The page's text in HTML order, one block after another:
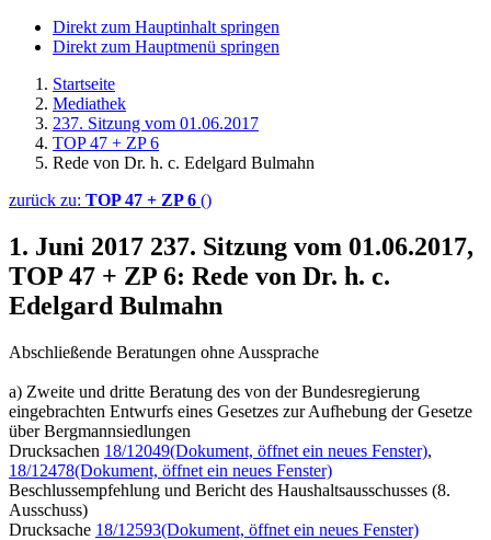
Direkt zum Hauptinhalt springen
Direkt zum Hauptmenü springen
Startseite
Mediathek
237. Sitzung vom 01.06.2017
TOP 47 + ZP 6
Rede von Dr. h. c. Edelgard Bulmahn
zurück zu: TOP 47 + ZP 6 ()
1. Juni 2017 237. Sitzung vom 01.06.2017,
TOP 47 + ZP 6: Rede von Dr. h. c.
Edelgard Bulmahn
Abschließende Beratungen ohne Aussprache
a) Zweite und dritte Beratung des von der Bundesregierung
eingebrachten Entwurfs eines Gesetzes zur Aufhebung der Gesetze
über Bergmannsiedlungen
Drucksachen 18/12049(Dokument, öffnet ein neues Fenster),
18/12478(Dokument, öffnet ein neues Fenster)
Beschlussempfehlung und Bericht des Haushaltsausschusses (8.
Ausschuss)
Drucksache 18/12593(Dokument, öffnet ein neues Fenster)